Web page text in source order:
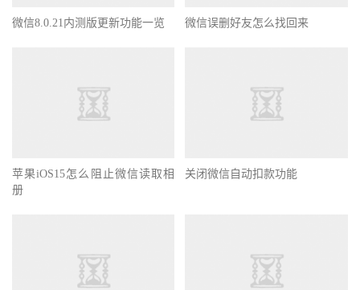
微信8.0.21内测版更新功能一览 微信误删好友怎么找回来
苹果iOS15怎么阻止微信读取相
册
关闭微信自动扣款功能